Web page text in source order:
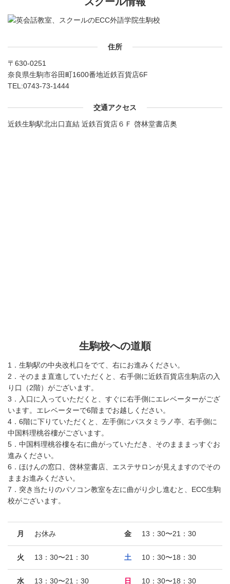
住所
〒630-0251
奈良県生駒市谷田町1600番地近鉄百貨店6F
TEL:0743-73-1444
交通アクセス
近鉄生駒駅北出口直結 近鉄百貨店６Ｆ 啓林堂書店奥
生駒校への道順
1．生駒駅の中央改札口をでて、右にお進みください。
2．そのまま直進していただくと、右手側に近鉄百貨店生駒店の入
り口（2階）がございます。
3．入口に入っていただくと、すぐに右手側にエレベーターがござ
います。エレベーターで6階までお越しください。
4．6階に下りていただくと、左手側にパスタミラノ亭、右手側に
中国料理桃谷樓がございます。
5．中国料理桃谷樓を右に曲がっていただき、そのまままっすぐお
進みください。
6．ほけんの窓口、啓林堂書店、エステサロンが見えますのでその
ままお進みください。
7．突き当たりのパソコン教室を左に曲がり少し進むと、ECC生駒
校がございます。
月 お休み
火 13：30〜21：30
水 13：30〜21：30
金 13：30〜21：30
土 10：30〜18：30
日 10：30〜18：30